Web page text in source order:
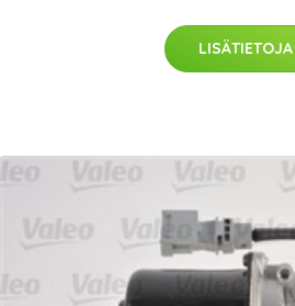
LISÄTIETOJA